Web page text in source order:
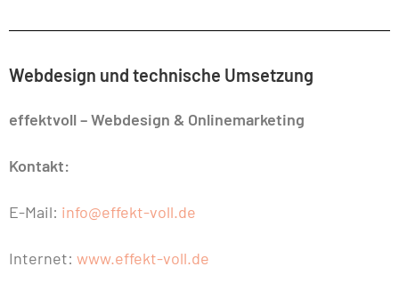
Webdesign und technische Umsetzung
effektvoll – Webdesign & Onlinemarketing
Kontakt:
E-Mail: info@effekt-voll.de
Internet: www.effekt-voll.de